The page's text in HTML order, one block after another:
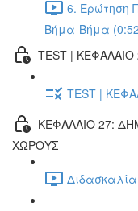
6. Ερώτηση
Βήμα-Βήμα
TEST | ΚΕΦΑΛΑΙΟ
TEST |
ΚΕΦΑΛΑΙΟ 27:
ΧΩΡΟΥΣ